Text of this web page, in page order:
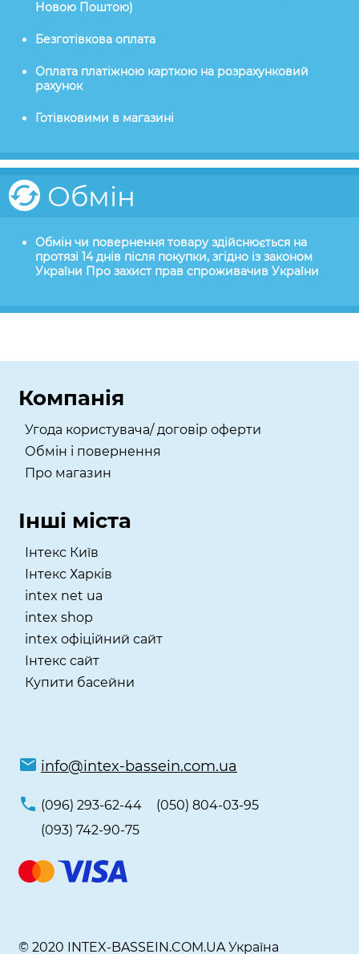
Новою Поштою)
Безготівкова оплата
Оплата платіжною карткою на розрахунковий
рахунок
Готівковими в магазині
Обмін
Обмін чи повернення товару здійснюється на
протязі 14 днів після покупки, згідно із законом
України Про захист прав спроживачив України
Компанія
Угода користувача/ договір оферти
Обмін і повернення
Про магазин
Інші міста
Інтекс Київ
​Інтекс Харків
intex net ua
intex shop
intex офіційний сайт
Інтекс сайт
Купити басейни
info@intex-bassein.com.ua
(096) 293-62-44
(050) 804-03-95
(093) 742-90-75
© 2020 INTEX-BASSEIN.COM.UA Україна